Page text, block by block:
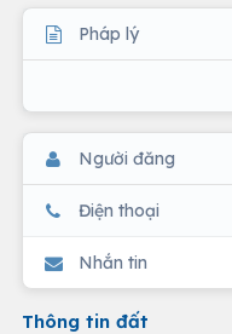
Pháp lý
Người đăng
Điện thoại
Nhắn tin
Thông tin đất